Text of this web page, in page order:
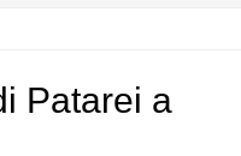
Patarei a